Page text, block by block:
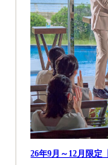
26年9月～12月限定